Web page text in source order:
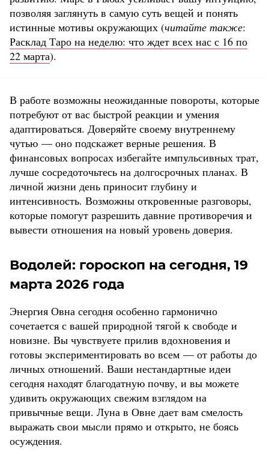
позволяя заглянуть в самую суть вещей и понять
истинные мотивы окружающих (читайте также:
Расклад Таро на неделю: что ждет всех нас с 16 по
22 марта).
В работе возможны неожиданные повороты, которые
потребуют от вас быстрой реакции и умения
адаптироваться. Доверяйте своему внутреннему
чутью — оно подскажет верные решения. В
финансовых вопросах избегайте импульсивных трат,
лучше сосредоточьтесь на долгосрочных планах. В
личной жизни день приносит глубину и
интенсивность. Возможны откровенные разговоры,
которые помогут разрешить давние противоречия и
вывести отношения на новый уровень доверия.
Водолей: гороскоп на сегодня, 19
марта 2026 года
Энергия Овна сегодня особенно гармонично
сочетается с вашей природной тягой к свободе и
новизне. Вы чувствуете прилив вдохновения и
готовы экспериментировать во всем — от работы до
личных отношений. Ваши нестандартные идеи
сегодня находят благодатную почву, и вы можете
удивить окружающих свежим взглядом на
привычные вещи. Луна в Овне дает вам смелость
выражать свои мысли прямо и открыто, не боясь
осуждения.